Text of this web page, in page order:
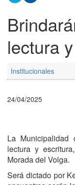
lectura
Institucionales
24/04/2025
La
lectura y
Morada del Volga.
Será dictado por